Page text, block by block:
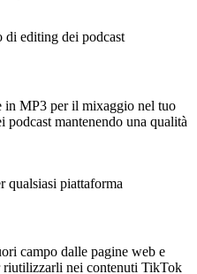
editing dei podcast
MP3 per il mixaggio nel tuo
mantenendo una qualità
qualsiasi piattaforma
campo dalle pagine web e
nei contenuti TikTok